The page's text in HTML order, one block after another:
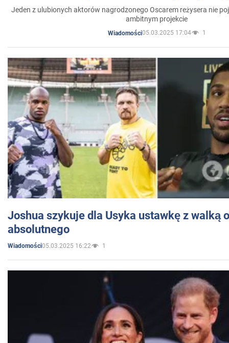
Jeden z ulubionych aktorów nagrodzonego Oscarem reżysera nie
ambitnym projekcie
Wiadomości05.03.2025 17:04 1
Joshua szykuje dla Usyka ustawkę z walką
absolutnego
Wiadomości05.03.2025 16:22 1